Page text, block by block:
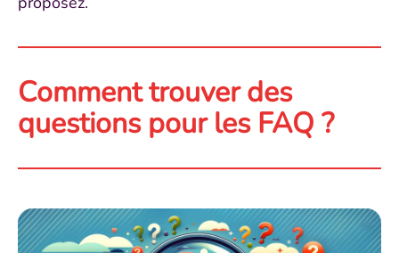
Comment trouver des
questions pour les FAQ ?